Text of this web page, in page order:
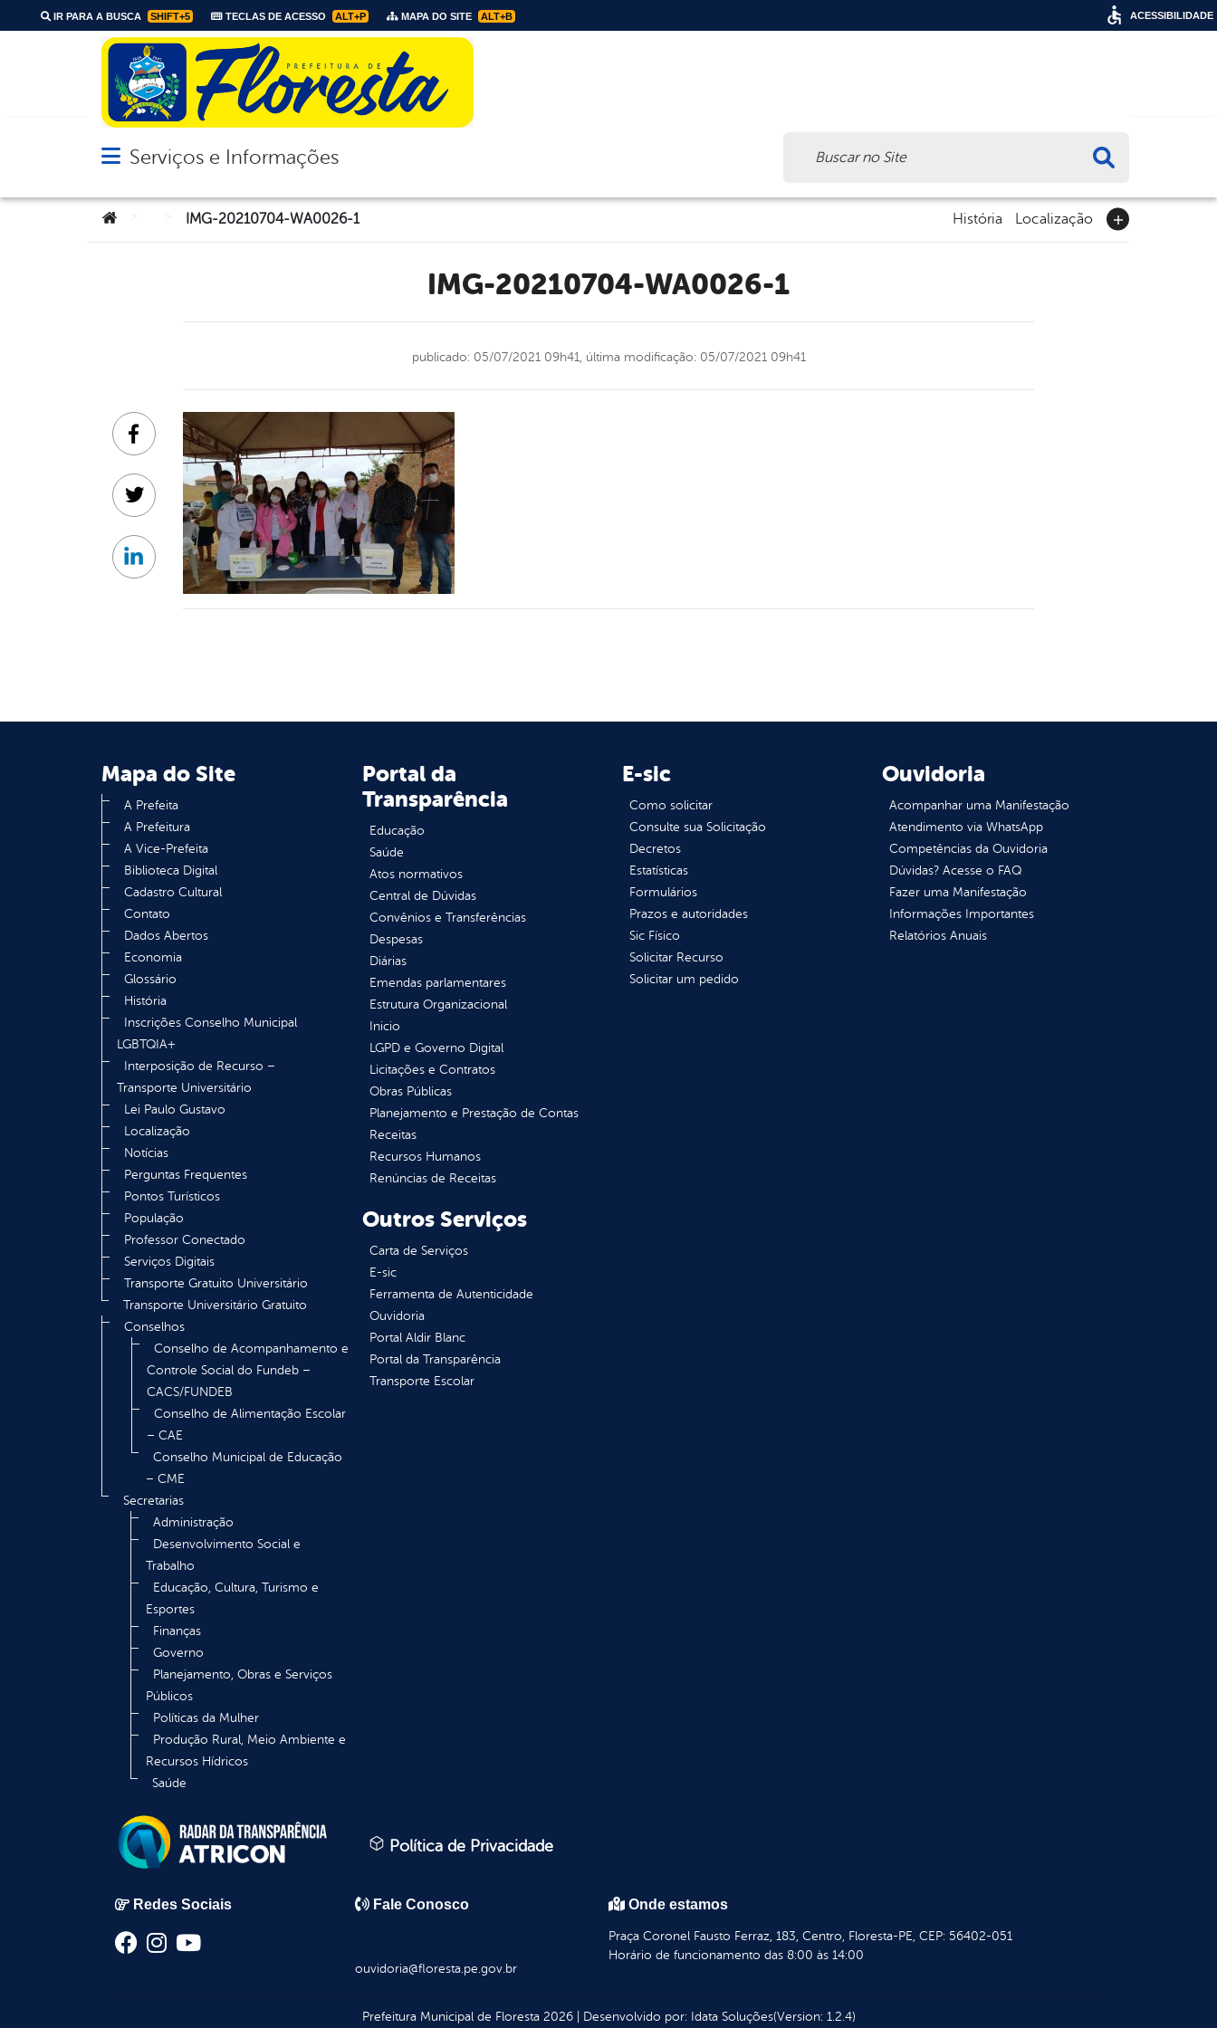
IR PARA A BUSCA SHIFT+5 TECLAS DE ACESSO ALT+P MAPA DO SITE ALT+B
Abrir menu principal de navegação
Serviços e Informações
Você está aqui:IMG-20210704-WA0026-1 História Localização
IMG-20210704-WA0026-1
publicado: 05/07/2021 09h41, última modificação: 05/07/2021 09h41
Facebook
Twitter
Linkedin
Mapa do Site
A Prefeita
A Prefeitura
A Vice-Prefeita
Biblioteca Digital
Cadastro Cultural
Contato
Dados Abertos
Economia
Glossário
História
Inscrições Conselho Municipal
LGBTQIA+
Interposição de Recurso –
Transporte Universitário
Lei Paulo Gustavo
Localização
Notícias
Perguntas Frequentes
Pontos Turísticos
População
Professor Conectado
Serviços Digitais
Transporte Gratuito Universitário
Transporte Universitário Gratuito
Conselhos
Conselho de Acompanhamento e
Controle Social do Fundeb –
CACS/FUNDEB
Conselho de Alimentação Escolar
– CAE
Conselho Municipal de Educação
– CME
Secretarias
Administração
Desenvolvimento Social e
Trabalho
Educação, Cultura, Turismo e
Esportes
Finanças
Governo
Planejamento, Obras e Serviços
Públicos
Políticas da Mulher
Produção Rural, Meio Ambiente e
Recursos Hídricos
Saúde
Portal da
Transparência
Educação
Saúde
Atos normativos
Central de Dúvidas
Convênios e Transferências
Despesas
Diárias
Emendas parlamentares
Estrutura Organizacional
Inicio
LGPD e Governo Digital
Licitações e Contratos
Obras Públicas
Planejamento e Prestação de Contas
Receitas
Recursos Humanos
Renúncias de Receitas
E-sic
Como solicitar
Consulte sua Solicitação
Decretos
Estatísticas
Formulários
Prazos e autoridades
Sic Físico
Solicitar Recurso
Solicitar um pedido
Ouvidoria
Acompanhar uma Manifestação
Atendimento via WhatsApp
Competências da Ouvidoria
Dúvidas? Acesse o FAQ
Fazer uma Manifestação
Informações Importantes
Relatórios Anuais
Outros Serviços
Carta de Serviços
E-sic
Ferramenta de Autenticidade
Ouvidoria
Portal Aldir Blanc
Portal da Transparência
Transporte Escolar
Política de Privacidade
Redes Sociais Fale Conosco
ouvidoria@floresta.pe.gov.br
Onde estamos
Praça Coronel Fausto Ferraz, 183, Centro, Floresta-PE, CEP: 56402-051
Horário de funcionamento das 8:00 às 14:00
Prefeitura Municipal de Floresta2026| Desenvolvido por: Idata Soluções(Version: 1.2.4)
ACESSIBILIDADE